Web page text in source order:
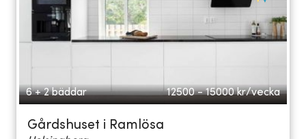
6 + 2 bäddar 12500 - 15000 kr/vecka
Gårdshuset i Ramlösa